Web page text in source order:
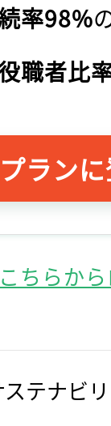
率98%
職者比
ラン
こちらか
テナビ